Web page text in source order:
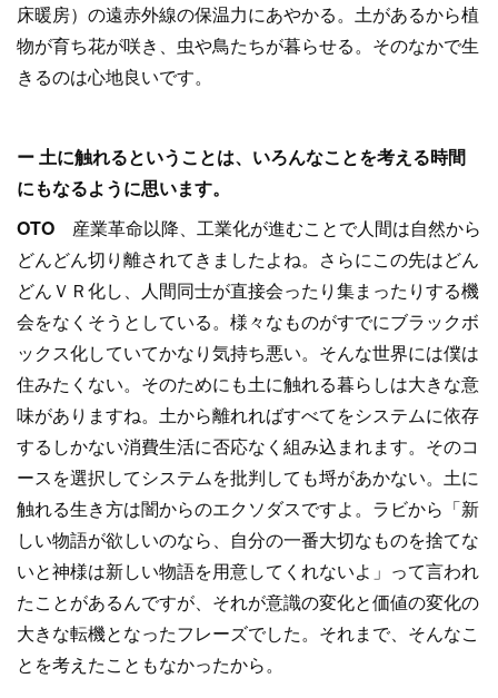
床暖房）の遠赤外線の保温力にあやかる。土があるから植
物が育ち花が咲き、虫や鳥たちが暮らせる。そのなかで生
きるのは心地良いです。
ー 土に触れるということは、いろんなことを考える時間
にもなるように思います。
OTO 産業革命以降、工業化が進むことで人間は自然から
どんどん切り離されてきましたよね。さらにこの先はどん
どんＶＲ化し、人間同士が直接会ったり集まったりする機
会をなくそうとしている。様々なものがすでにブラックボ
ックス化していてかなり気持ち悪い。そんな世界には僕は
住みたくない。そのためにも土に触れる暮らしは大きな意
味がありますね。土から離れればすべてをシステムに依存
するしかない消費生活に否応なく組み込まれます。そのコ
ースを選択してシステムを批判しても埒があかない。土に
触れる生き方は闇からのエクソダスですよ。ラビから「新
しい物語が欲しいのなら、自分の一番大切なものを捨てな
いと神様は新しい物語を用意してくれないよ」って言われ
たことがあるんですが、それが意識の変化と価値の変化の
大きな転機となったフレーズでした。それまで、そんなこ
とを考えたこともなかったから。